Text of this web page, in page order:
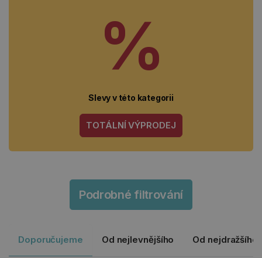
%
Slevy v této kategorii
TOTÁLNÍ VÝPRODEJ
Podrobné filtrování
Doporučujeme Od nejlevnějšího Od nejdražšího